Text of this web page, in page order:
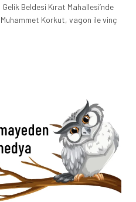
Beldesi Kırat Mahallesi’nde
Korkut, vagon ile vinç